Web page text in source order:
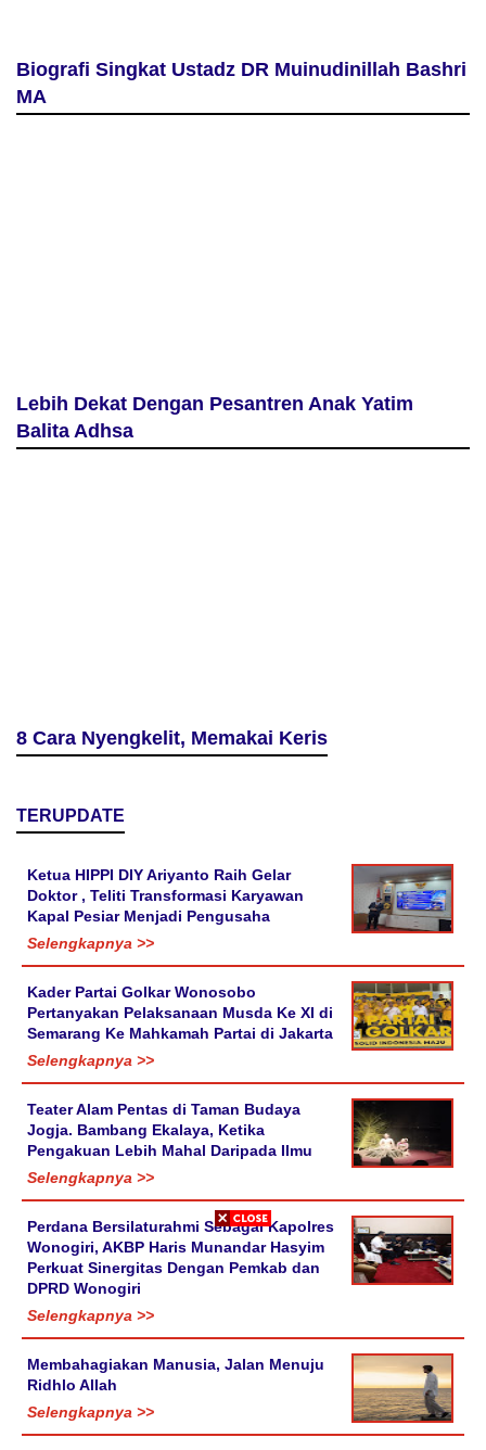
Biografi Singkat Ustadz DR Muinudinillah Bashri
MA
Lebih Dekat Dengan Pesantren Anak Yatim
Balita Adhsa
8 Cara Nyengkelit, Memakai Keris
TERUPDATE
Ketua HIPPI DIY Ariyanto Raih Gelar
Doktor , Teliti Transformasi Karyawan
Kapal Pesiar Menjadi Pengusaha
Selengkapnya >>
Kader Partai Golkar Wonosobo
Pertanyakan Pelaksanaan Musda Ke XI di
Semarang Ke Mahkamah Partai di Jakarta
Selengkapnya >>
Teater Alam Pentas di Taman Budaya
Jogja. Bambang Ekalaya, Ketika
Pengakuan Lebih Mahal Daripada Ilmu
Selengkapnya >>
Perdana Bersilaturahmi Sebagai Kapolres
Wonogiri, AKBP Haris Munandar Hasyim
Perkuat Sinergitas Dengan Pemkab dan
DPRD Wonogiri
Selengkapnya >>
Membahagiakan Manusia, Jalan Menuju
Ridhlo Allah
Selengkapnya >>